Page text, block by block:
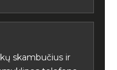
skambučius ir